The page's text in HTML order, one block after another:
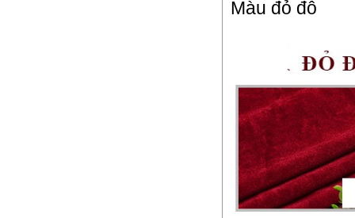
Màu đỏ đô